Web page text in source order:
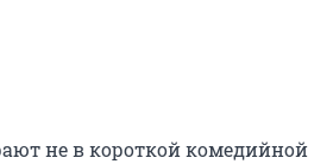
не в короткой комедийной